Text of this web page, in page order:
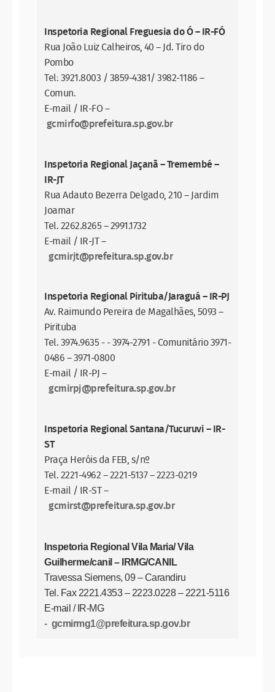
Inspetoria Regional Freguesia do Ó – IR-FÓ
Rua João Luiz Calheiros, 40 – Jd. Tiro do
Pombo
Tel: 3921.8003 / 3859-4381/ 3982-1186 –
Comun.
E-mail / IR-FO –
gcmirfo@prefeitura.sp.gov.br
Inspetoria Regional Jaçanã – Tremembé –
IR-JT
Rua Adauto Bezerra Delgado, 210 – Jardim
Joamar
Tel. 2262.8265 – 2991.1732
E-mail / IR-JT –
gcmirjt@prefeitura.sp.gov.br
Inspetoria Regional Pirituba/Jaraguá – IR-PJ
Av. Raimundo Pereira de Magalhães, 5093 –
Pirituba
Tel. 3974.9635 - - 3974-2791 - Comunitário 3971-
0486 – 3971-0800
E-mail / IR-PJ –
gcmirpj@prefeitura.sp.gov.br
Inspetoria Regional Santana/Tucuruvi – IR-
ST
Praça Heróis da FEB, s/nº
Tel. 2221-4962 – 2221-5137 – 2223-0219
E-mail / IR-ST –
gcmirst@prefeitura.sp.gov.br
Inspetoria Regional Vila Maria/ Vila
Guilherme/canil – IRMG/CANIL
Travessa Siemens, 09 – Carandiru
Tel. Fax 2221.4353 – 2223.0228 – 2221-5116
E-mail / IR-MG
- gcmirmg1@prefeitura.sp.gov.br